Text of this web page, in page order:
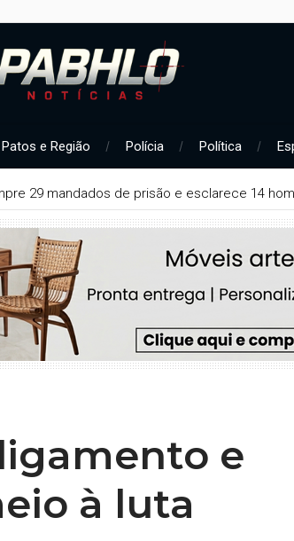
Patos e Região Polícia Política
29 mandados de prisão e esclarece 14
e
à luta